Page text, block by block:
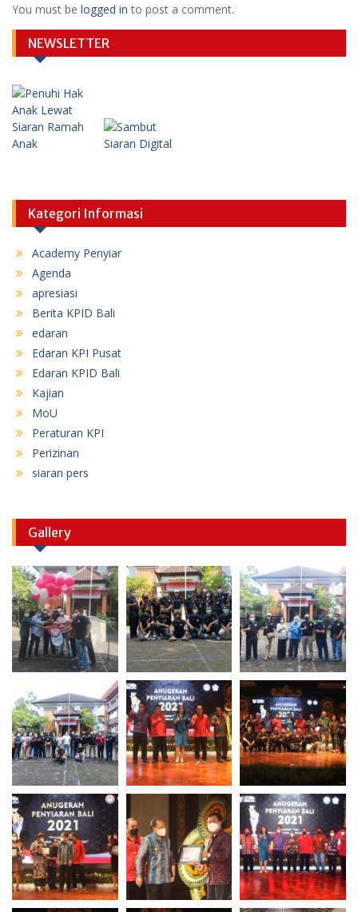
You must be logged in to post a comment.
NEWSLETTER
Kategori Informasi
Academy Penyiar
Agenda
apresiasi
Berita KPID Bali
edaran
Edaran KPI Pusat
Edaran KPID Bali
Kajian
MoU
Peraturan KPI
Perizinan
siaran pers
Gallery